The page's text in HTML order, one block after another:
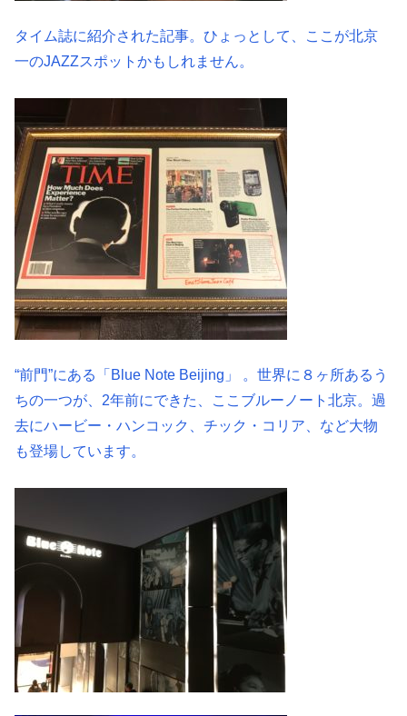
タイム誌に紹介された記事。ひょっとして、ここが北京
一のJAZZスポットかもしれません。
“前門”にある「Blue Note Beijing」 。世界に８ヶ所あるう
ちの一つが、2年前にできた、ここブルーノート北京。過
去にハービー・ハンコック、チック・コリア、など大物
も登場しています。